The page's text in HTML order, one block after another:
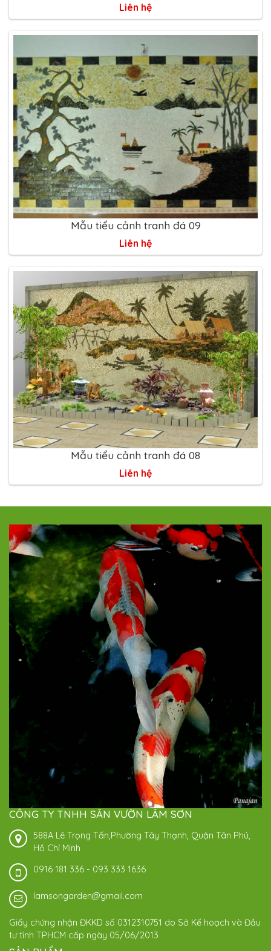
Liên hệ
Mẫu tiểu cảnh tranh đá 09
Liên hệ
Mẫu tiểu cảnh tranh đá 08
Liên hệ
CÔNG TY TNHH SÂN VƯỜN LÂM SƠN
588A Lê Trọng Tấn,Phường Tây Thạnh, Quận Tân Phú,
Hồ Chí Minh
0916 181 336 - 093 333 1636
lamsongarden@gmail.com
Giấy chứng nhận ĐKKD số 0312310751 do Sở Kế hoạch và Đầu
tư tỉnh TPHCM cấp ngày 05/06/2013